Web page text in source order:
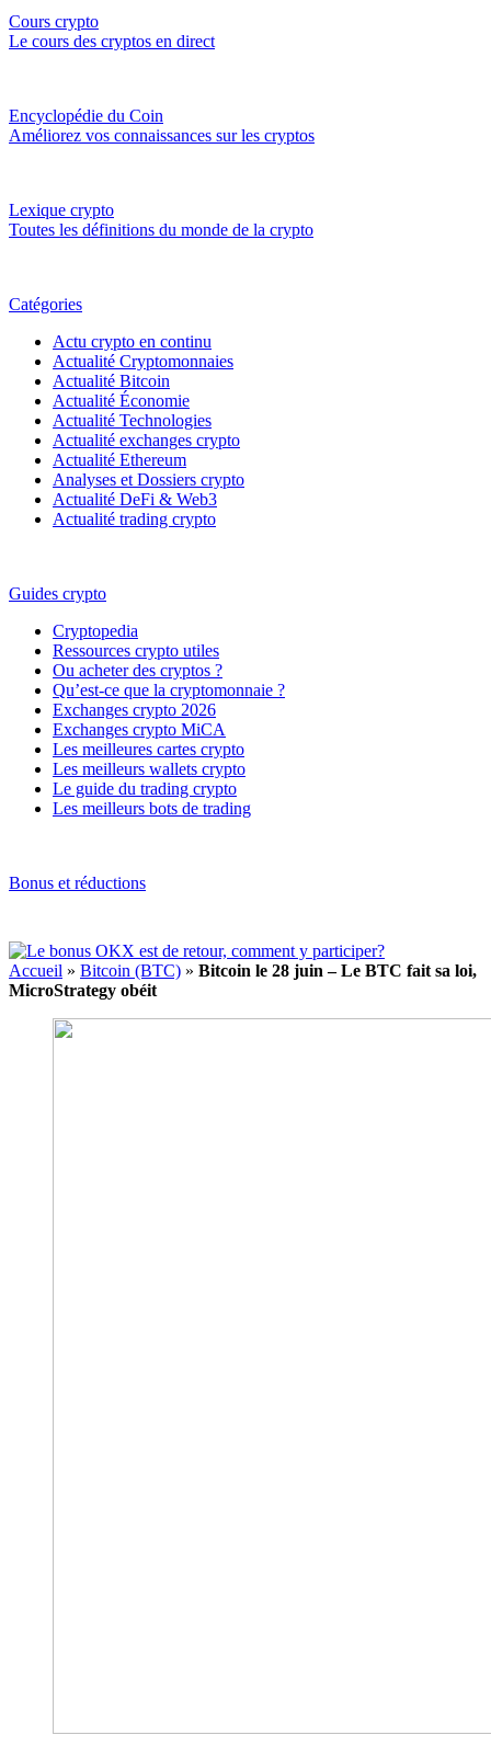
Cours crypto
Le cours des cryptos en direct
Encyclopédie du Coin
Améliorez vos connaissances sur les cryptos
Lexique crypto
Toutes les définitions du monde de la crypto
Catégories
Actu crypto en continu
Actualité Cryptomonnaies
Actualité Bitcoin
Actualité Économie
Actualité Technologies
Actualité exchanges crypto
Actualité Ethereum
Analyses et Dossiers crypto
Actualité DeFi & Web3
Actualité trading crypto
Guides crypto
Cryptopedia
Ressources crypto utiles
Ou acheter des cryptos ?
Qu’est-ce que la cryptomonnaie ?
Exchanges crypto 2026
Exchanges crypto MiCA
Les meilleures cartes crypto
Les meilleurs wallets crypto
Le guide du trading crypto
Les meilleurs bots de trading
Bonus et réductions
Accueil » Bitcoin (BTC) » Bitcoin le 28 juin – Le BTC fait sa loi,
MicroStrategy obéit